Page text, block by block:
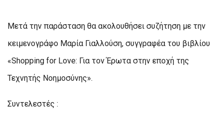
Mετά την παράσταση θα ακολουθήσει συζήτηση με την
κειμενογράφο Μαρία Γιαλλούση, συγγραφέα του βιβλίου
«Shopping for Love: Για τον Έρωτα στην εποχή της
Τεχνητής Νοημοσύνης».
Συντελεστές :